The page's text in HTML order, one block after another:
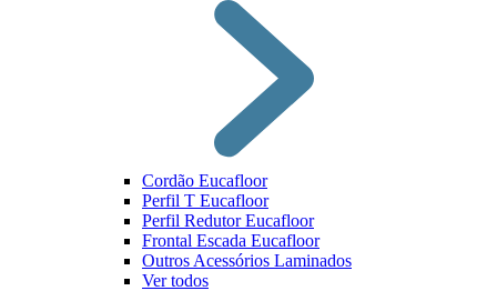
Cordão Eucafloor
Perfil T Eucafloor
Perfil Redutor Eucafloor
Frontal Escada Eucafloor
Outros Acessórios Laminados
Ver todos